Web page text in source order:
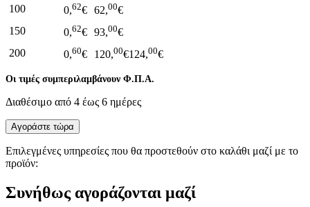
100
0,62€ 62,00€
150
0,62€ 93,00€
200
0,60€ 120,00€124,00€
Οι τιμές συμπεριλαμβάνουν Φ.Π.Α.
Διαθέσιμο από 4 έως 6 ημέρες
Αγοράστε τώρα
Επιλεγμένες υπηρεσίες που θα προστεθούν στο καλάθι μαζί με το
προϊόν:
Συνήθως αγοράζονται μαζί